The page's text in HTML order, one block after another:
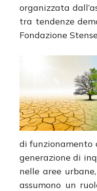
organizzata
tra tendenze
Fondazione
di funzionamento
generazione di
nelle aree
assumono un